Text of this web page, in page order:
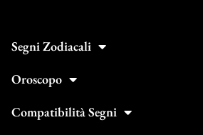
Segni Zodiacali
Oroscopo
Compatibilità Segni